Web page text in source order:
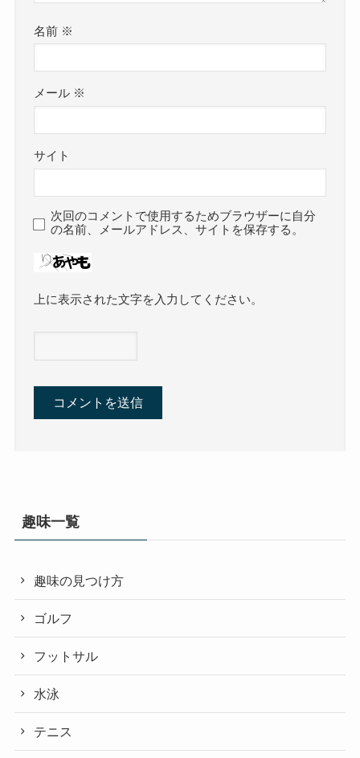
名前 ※
メール ※
サイト
次回のコメントで使用するためブラウザーに自分
の名前、メールアドレス、サイトを保存する。
上に表示された文字を入力してください。
趣味一覧
趣味の見つけ方
ゴルフ
フットサル
水泳
テニス